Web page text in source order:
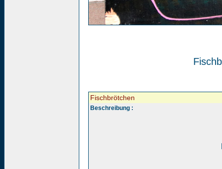
Fischbrötchen
Beschreibung :